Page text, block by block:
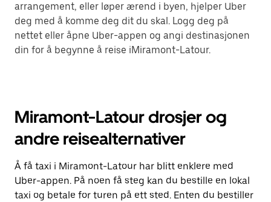
arrangement, eller løper ærend i byen, hjelper Uber
deg med å komme deg dit du skal. Logg deg på
nettet eller åpne Uber-appen og angi destinasjonen
din for å begynne å reise iMiramont-Latour.
Miramont-Latour drosjer og
andre reisealternativer
Å få taxi i Miramont-Latour har blitt enklere med
Uber-appen. På noen få steg kan du bestille en lokal
taxi og betale for turen på ett sted. Enten du bestiller